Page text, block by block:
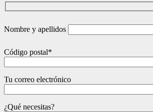
Nombre y apellidos
Código postal*
Tu correo electrónico
¿Qué necesitas?